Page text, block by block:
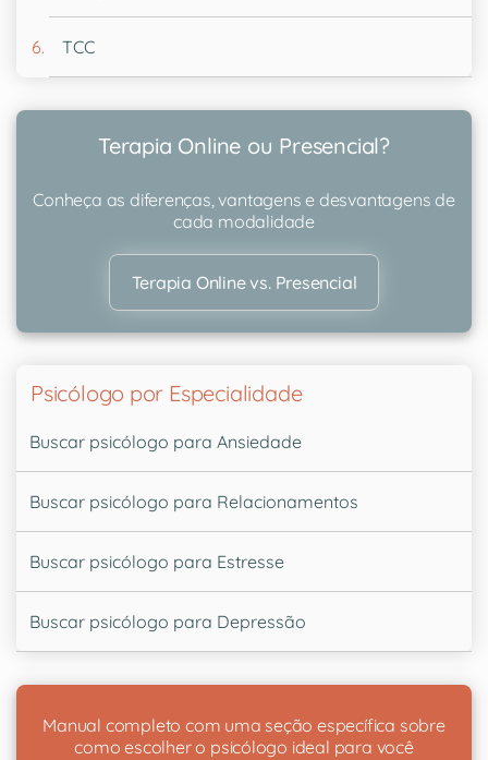
TCC
Terapia Online ou Presencial?
Conheça as diferenças, vantagens e desvantagens de
cada modalidade
Terapia Online vs. Presencial
Psicólogo por Especialidade
Buscar psicólogo para Ansiedade
Buscar psicólogo para Relacionamentos
Buscar psicólogo para Estresse
Buscar psicólogo para Depressão
Manual completo com uma seção específica sobre
como escolher o psicólogo ideal para você